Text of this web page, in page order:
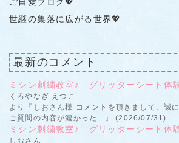
世継の集落に広がる世界💖
最新のコメント
ミシン刺繍教室♪ グリッターシート体
くろやなぎ えつこ
より『しおさん様 コメントを頂きまして、誠
ご質問の内容が濃かった...』 (2026/07/31)
ミシン刺繍教室♪ グリッターシート体
しおさん